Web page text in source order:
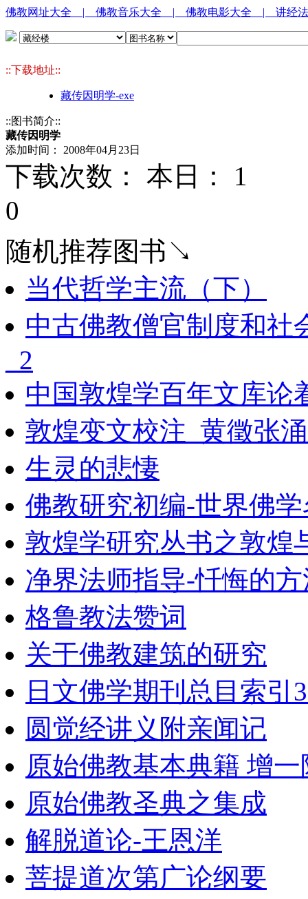
佛教网址大全 | 佛教音乐大全 | 佛教电影大全 | 讲经
::下载地址::
藏传因明学-exe
::图书简介::
藏传因明学
添加时间： 2008年04月23日
下载次数： 本日： 1
0
随机推荐图书↘
当代哲学主流（下）
中古佛教僧官制度和社
_2
中国敦煌学百年文库论
敦煌变文校注_黄徵张
生灵的悲悽
佛教研究初编-世界佛
敦煌学研究丛书之敦煌
净界法师指导-忏悔的
格鲁教法赞词
关于佛教建筑的研究
日文佛学期刊总目索引
圆觉经讲义附亲闻记
原始佛教基本典籍 增
原始佛教圣典之集成
解脱道论-王恩洋
菩提道次第广论纲要